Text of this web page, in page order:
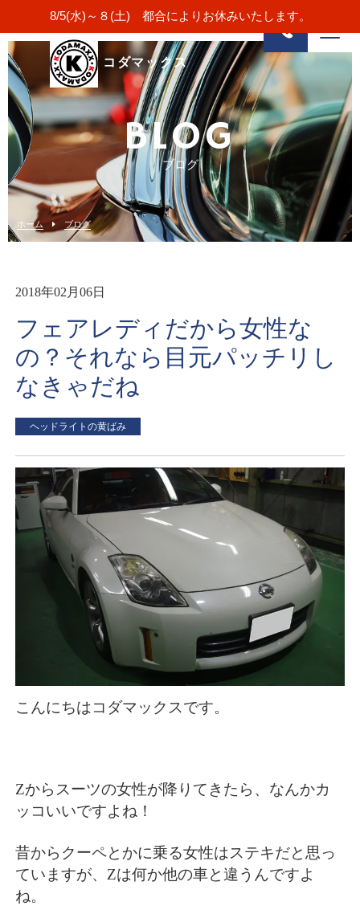
8/5(水)～８(土) 都合によりお休みいたします。
コダマックス
BLOG
ブログ
ホーム ブログ
2018年02月06日
フェアレディだから女性な
の？それなら目元パッチリし
なきゃだね
ヘッドライトの黄ばみ
こんにちはコダマックスです。
Zからスーツの女性が降りてきたら、なんかカ
ッコいいですよね！
昔からクーペとかに乗る女性はステキだと思っ
ていますが、Zは何か他の車と違うんですよ
ね。